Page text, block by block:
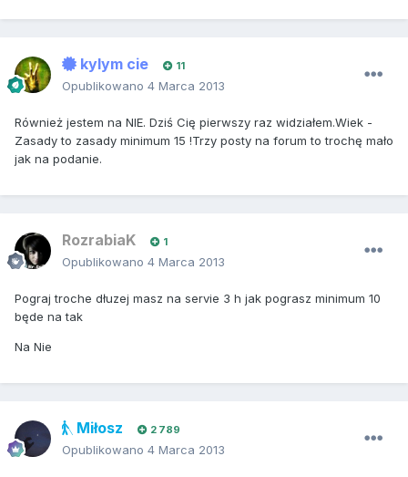
kylym cie 11
Opublikowano 4 Marca 2013
Również jestem na NIE. Dziś Cię pierwszy raz widziałem.Wiek -
Zasady to zasady minimum 15 !Trzy posty na forum to trochę mało
jak na podanie.
RozrabiaK 1
Opublikowano 4 Marca 2013
Pograj troche dłuzej masz na servie 3 h jak pograsz minimum 10
będe na tak
Na Nie
Miłosz 2 789
Opublikowano 4 Marca 2013